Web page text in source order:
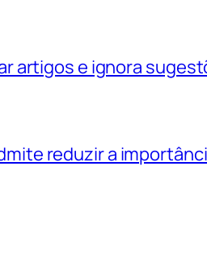
artigos e ignora
reduzir a